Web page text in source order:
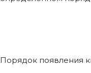
Порядок появления